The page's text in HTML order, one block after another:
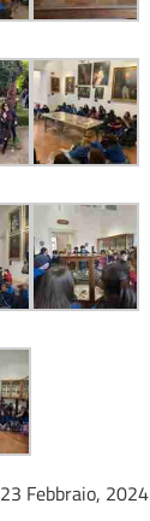
23 Febbraio, 2024